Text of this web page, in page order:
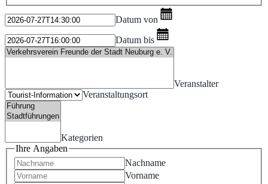
Datum von
Datum bis
Veranstalter
Veranstaltungsort
Kategorien
Ihre Angaben
Nachname
Vorname